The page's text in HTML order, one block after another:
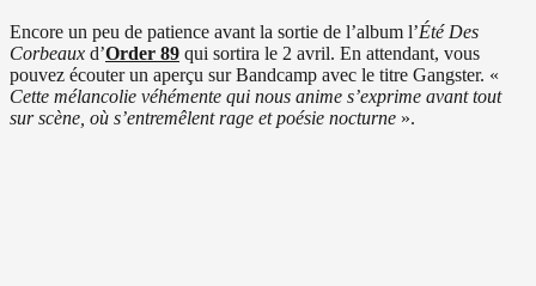
Encore un peu de patience avant la sortie de l’album l’Été Des
Corbeaux d’Order 89 qui sortira le 2 avril. En attendant, vous
pouvez écouter un aperçu sur Bandcamp avec le titre Gangster. «
Cette mélancolie véhémente qui nous anime s’exprime avant tout
sur scène, où s’entremêlent rage et poésie nocturne ».